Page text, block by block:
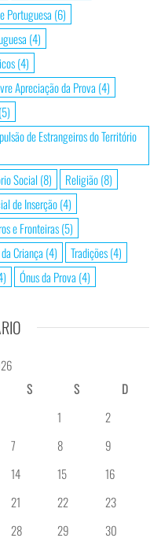
Portuguesa (6)
(4)
(4)
Apreciação da Prova (4)
(5)
de Estrangeiros do Território
Social (8) Religião(8)
de Inserção(4)
e Fronteiras(5)
Criança (4) Tradições(4)
Ónus da Prova (4)
S S
D
1
2
7 8
9
14 15
16
21 22
23
28 29
30